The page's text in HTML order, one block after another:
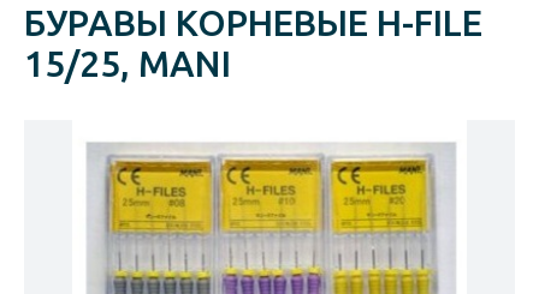
БУРАВЫ КОРНЕВЫЕ H-FILE
15/25, MANI